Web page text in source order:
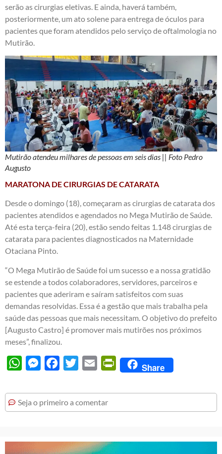
serão as cirurgias eletivas. E ainda, haverá também,
posteriormente, um ato solene para entrega de óculos para
pacientes que foram atendidos pelo serviço de oftalmologia no
Mutirão.
Mutirão atendeu milhares de pessoas em seis dias || Foto Pedro
Augusto
MARATONA DE CIRURGIAS DE CATARATA
Desde o domingo (18), começaram as cirurgias de catarata dos
pacientes atendidos e agendados no Mega Mutirão de Saúde.
Até esta terça-feira (20), estão sendo feitas 1.148 cirurgias de
catarata para pacientes diagnosticados na Maternidade
Otaciana Pinto.
“O Mega Mutirão de Saúde foi um sucesso e a nossa gratidão
se estende a todos colaboradores, servidores, parceiros e
pacientes que aderiram e saíram satisfeitos com suas
demandas resolvidas. Essa é a gestão que mais trabalha pela
saúde das pessoas que mais necessitam. O objetivo do prefeito
[Augusto Castro] é promover mais mutirões nos próximos
meses”, finalizou.
WhatsAppMessengerFacebook
Twitter Email PrintFriendly
Share
Seja o primeiro a comentar